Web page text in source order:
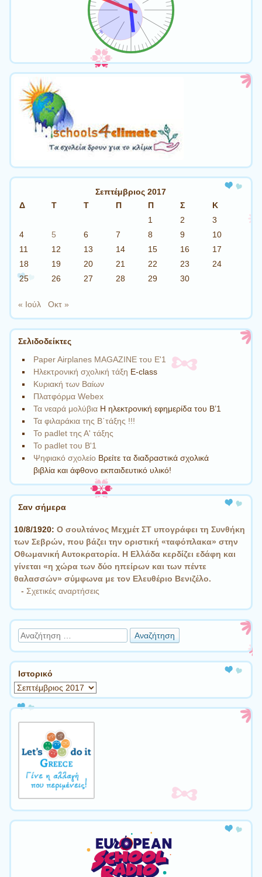
Σεπτέμβριος 2017
Δ
Τ Τ Π Π Σ
Κ
1
2
3
4
5 6 7 8 9
10
11
12 13 14 15 16
17
18
19 20 21 22 23
24
25
26 27 28 29 30
« Ιούλ Οκτ »
Σελιδοδείκτες
Paper Airplanes MAGAZINE του Ε'1
Ηλεκτρονική σχολική τάξη E-class
Κυριακή των Βαίων
Πλατφόρμα Webex
Τα νεαρά μολύβια Η ηλεκτρονική εφημερίδα του Β’1
Τα φιλαράκια της Β΄τάξης !!!
Το padlet της Α' τάξης
Το padlet του Β'1
Ψηφιακό σχολείο Βρείτε τα διαδραστικά σχολικά
βιβλία και άφθονο εκπαιδευτικό υλικό!
Σαν σήμερα
10/8/1920: Ο σουλτάνος Μεχμέτ ΣΤ υπογράφει τη Συνθήκη
των Σεβρών, που βάζει την οριστική «ταφόπλακα» στην
Οθωμανική Αυτοκρατορία. Η Ελλάδα κερδίζει εδάφη και
γίνεται «η χώρα των δύο ηπείρων και των πέντε
θαλασσών» σύμφωνα με τον Ελευθέριο Βενιζέλο.
- Σχετικές αναρτήσεις
Αναζήτηση
Ιστορικό
Ιστορικό